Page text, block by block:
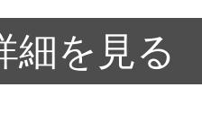
細を見る